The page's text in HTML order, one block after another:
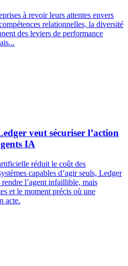
à revoir leurs attentes envers
relationnelles, la diversité
des leviers de performance
veut sécuriser l’action
IA
réduit le coût des
capables d’agir seuls, Ledger
l’agent infaillible, mais
et le moment précis où une
acte.